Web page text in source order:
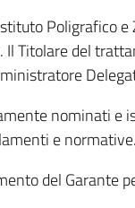
Poligrafico e
Il Titolare del
nominati e
e normative.
del Garante